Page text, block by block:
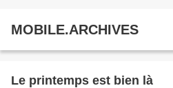
MOBILE.ARCHIVES
Le printemps est bien là